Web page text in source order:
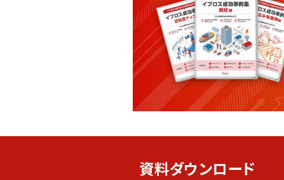
資料ダウンロード